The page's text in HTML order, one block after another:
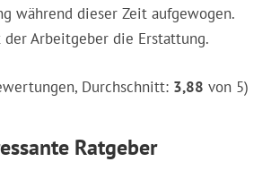
während dieser Zeit aufgewogen.
Arbeitgeber die Erstattung.
Durchschnitt: 3,88 von 5)
Ratgeber